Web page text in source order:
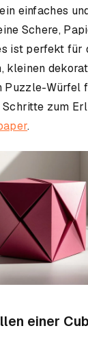
einfaches
Schere,
ist perfekt für
kleinen
Puzzle-Würfel
zum
.
einer